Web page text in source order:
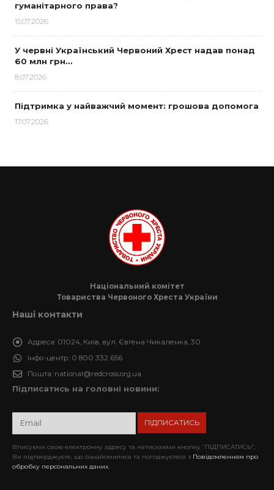
гуманітарного права?
15.07.2026
У червні Український Червоний Хрест надав понад
60 млн грн…
8.07.2026
Підтримка у найважчий момент: грошова допомога
17.07.2026
Національний комітет
Товариства Червоного Хреста України
Наші контакти
Адреса: 01024, Київ, вул. Євгена Чикаленка, 30
Інфо-центр: 0 800 332 656
Пошта: national@redcross.org.ua
Підписатись на головні новини:
Вписуючи свою електронну адресу та натискаючи кнопку “ПІДПИСАТИСЬ”,
Ви підтверджуєте, що ознайомилися та погоджуєтеся з Повідомленням про
обробку персональних даних.